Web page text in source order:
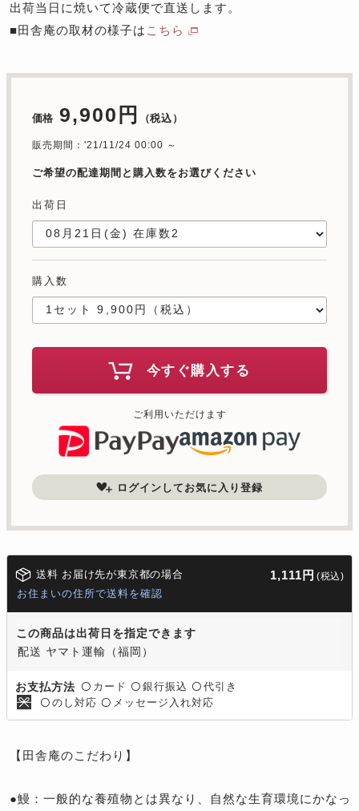
出荷当日に焼いて冷蔵便で直送します。
■田舎庵の取材の様子は こちら
価格 9,900円 （税込）
販売期間：'21/11/24 00:00 ～
ご希望の配達期間と購入数をお選びください
出荷日
購入数
今すぐ購入する
ご利用いただけます
ログインしてお気に入り登録
送料 お届け先が東京都の場合 1,111円 (税込)
お住まいの住所で送料を確認
この商品は出荷日を指定できます
配送 ヤマト運輸（福岡）
お支払方法 〇 カード 〇 銀行振込 〇 代引き
〇 のし対応 〇 メッセージ入れ対応
【田舎庵のこだわり】
●鰻：一般的な養殖物とは異なり、自然な生育環境にかなっ